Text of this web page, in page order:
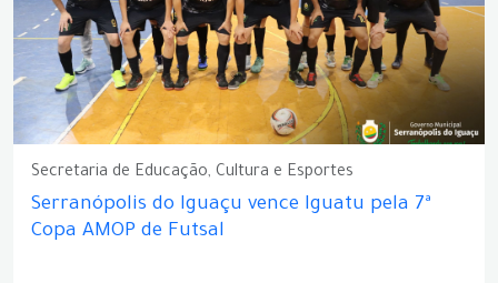
Secretaria de Educação, Cultura e Esportes
Serranópolis do Iguaçu vence Iguatu pela 7ª
Copa AMOP de Futsal